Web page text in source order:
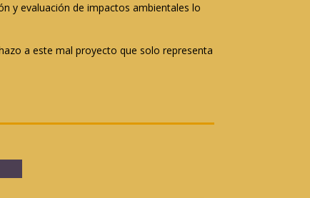
y evaluación de impactos ambientales lo
a este mal proyecto que solo representa